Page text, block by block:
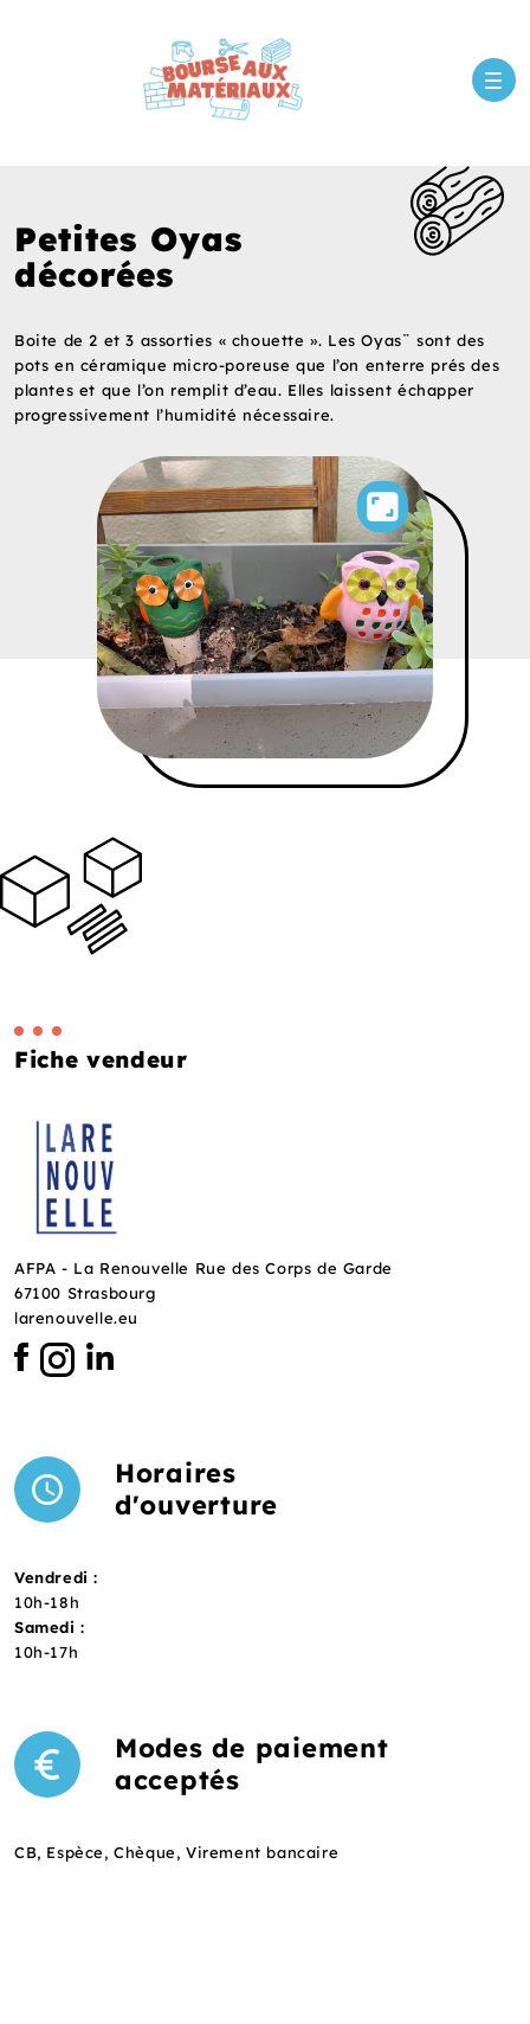
Petites Oyas
décorées
Boite de 2 et 3 assorties « chouette ». Les Oyas¨ sont des
pots en céramique micro-poreuse que l’on enterre prés des
plantes et que l’on remplit d’eau. Elles laissent échapper
progressivement l’humidité nécessaire.
Fiche vendeur
AFPA - La Renouvelle Rue des Corps de Garde
67100 Strasbourg
larenouvelle.eu
Horaires
d'ouverture
Vendredi :
10h-18h
Samedi :
10h-17h
Modes de paiement
acceptés
CB, Espèce, Chèque, Virement bancaire